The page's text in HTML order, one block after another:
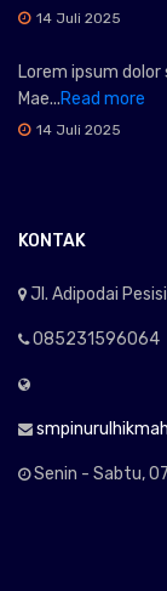
14 Juli 2025
Lorem ipsum
Mae...Read more
14 Juli 2025
KONTAK
Jl. Adipodai
085231596064
Senin - Sabtu,